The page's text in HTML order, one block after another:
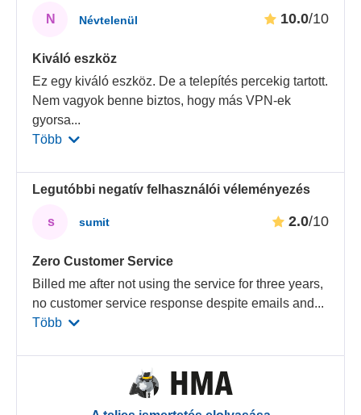
N Névtelenül 10.0/10
Kiváló eszköz
Ez egy kiváló eszköz. De a telepítés percekig tartott.
Nem vagyok benne biztos, hogy más VPN-ek
gyorsa...
Több
Legutóbbi negatív felhasználói véleményezés
s sumit 2.0/10
Zero Customer Service
Billed me after not using the service for three years,
no customer service response despite emails and...
Több